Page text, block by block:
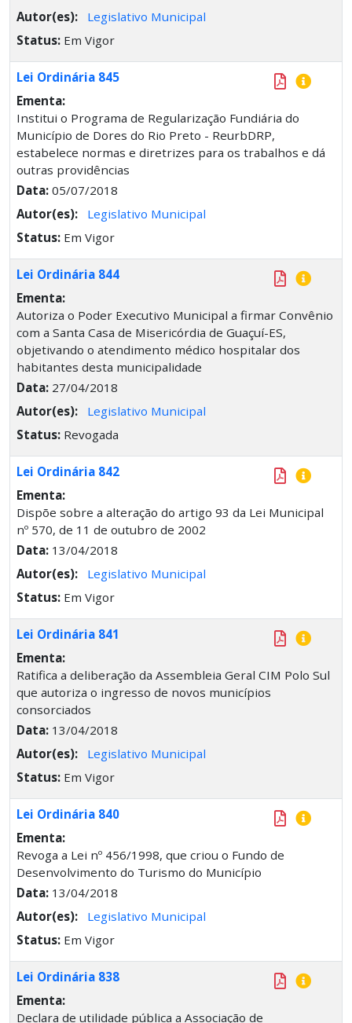
Autor(es):
Legislativo Municipal
Status: Em Vigor
Lei Ordinária 845
Ementa:
Institui o Programa de Regularização Fundiária do
Município de Dores do Rio Preto - ReurbDRP,
estabelece normas e diretrizes para os trabalhos e dá
outras providências
Data: 05/07/2018
Autor(es):
Legislativo Municipal
Status: Em Vigor
Lei Ordinária 844
Ementa:
Autoriza o Poder Executivo Municipal a firmar Convênio
com a Santa Casa de Misericórdia de Guaçuí-ES,
objetivando o atendimento médico hospitalar dos
habitantes desta municipalidade
Data: 27/04/2018
Autor(es):
Legislativo Municipal
Status: Revogada
Lei Ordinária 842
Ementa:
Dispõe sobre a alteração do artigo 93 da Lei Municipal
nº 570, de 11 de outubro de 2002
Data: 13/04/2018
Autor(es):
Legislativo Municipal
Status: Em Vigor
Lei Ordinária 841
Ementa:
Ratifica a deliberação da Assembleia Geral CIM Polo Sul
que autoriza o ingresso de novos municípios
consorciados
Data: 13/04/2018
Autor(es):
Legislativo Municipal
Status: Em Vigor
Lei Ordinária 840
Ementa:
Revoga a Lei nº 456/1998, que criou o Fundo de
Desenvolvimento do Turismo do Município
Data: 13/04/2018
Autor(es):
Legislativo Municipal
Status: Em Vigor
Lei Ordinária 838
Ementa:
Declara de utilidade pública a Associação de